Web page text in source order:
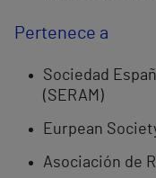
Pertenece a
Sociedad
(SERAM)
Eurpean
Asociación de